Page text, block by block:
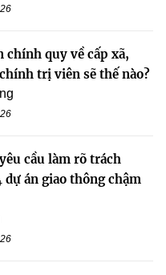
chính quy về cấp xã,
trị viên sẽ thế nào?
cầu làm rõ trách
án giao thông chậm